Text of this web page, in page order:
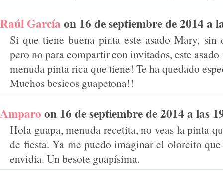
Raúl García on 16 de septiembre de 2014 a
Si que tiene buena pinta este asado Mary, sin
pero no para compartir con invitados, este
menuda pinta rica que tiene! Te ha quedado
Muchos besicos guapetona!!
Amparo on 16 de septiembre de 2014 a las
Hola guapa, menuda recetita, no veas la pinta
de fiesta. Ya me puedo imaginar el olorcito
envidia. Un besote guapísima.